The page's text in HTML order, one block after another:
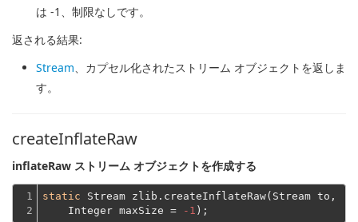
は -1、制限なしです。
返される結果:
Stream、カプセル化されたストリーム オブジェクトを返しま
す。
createInflateRaw
inflateRaw ストリーム オブジェクトを作成する
1
2
static Stream zlib.createInflateRaw(Stream to,
    Integer maxSize =
-1